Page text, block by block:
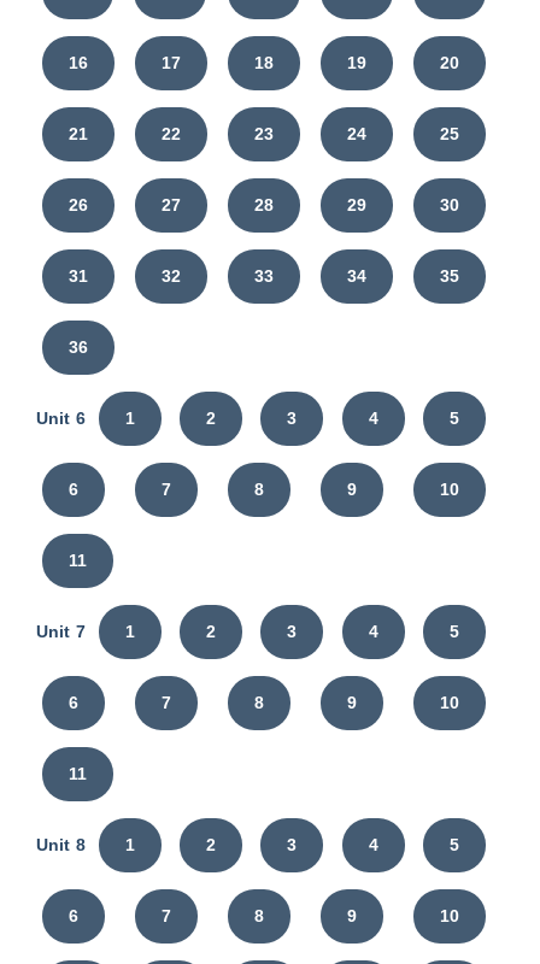
16 17 18 19 20
21 22 23 24 25
26 27 28 29 30
31 32 33 34 35
36
Unit 6 1 2 3 4 5
6 7 8 9 10
11
Unit 7 1 2 3 4 5
6 7 8 9 10
11
Unit 8 1 2 3 4 5
6 7 8 9 10